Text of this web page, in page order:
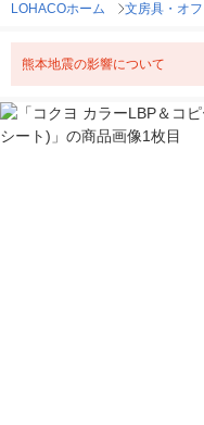
LOHACOホーム 文房具・オ
熊本地震の影響について